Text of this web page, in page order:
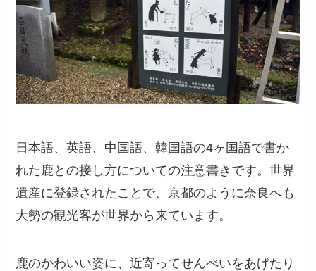
日本語、英語、中国語、韓国語の4ヶ国語で書か
れた鹿との接し方についての注意書きです。世界
遺産に登録されたことで、京都のように奈良へも
大勢の観光客が世界から来ています。
鹿のかわいい姿に、近寄ってせんべいをあげたり